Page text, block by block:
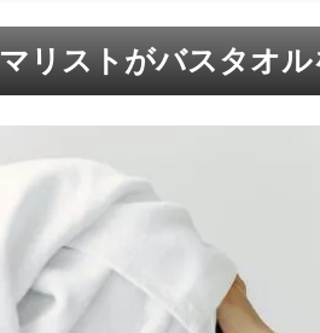
リストがバスタオ